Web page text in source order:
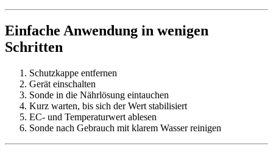
Einfache Anwendung in wenigen
Schritten
Schutzkappe entfernen
Gerät einschalten
Sonde in die Nährlösung eintauchen
Kurz warten, bis sich der Wert stabilisiert
EC- und Temperaturwert ablesen
Sonde nach Gebrauch mit klarem Wasser reinigen